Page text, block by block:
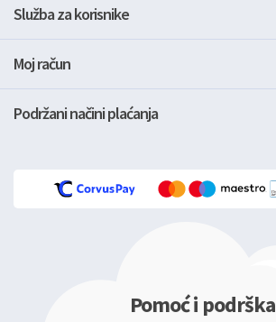
Služba za korisnike
Moj račun
Podržani načini plaćanja
Pomoć i podrška